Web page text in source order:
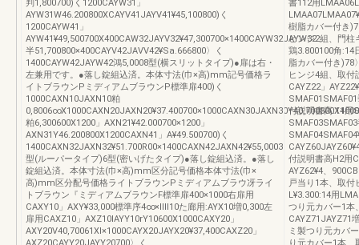
判1,800700)く1200CAYW31」
AYW31W46.200800XCAYV41JAYV41¥45,100800)く
1200CAYW41」
AYW41¥49,500700X400CAW32JAYV32¥47,300700×1400CAYW32JAYW32
半51,700800×400CAYV42JAVV42¥Sa.666800〉く
1400CAYW42JAYW42鴻5,0008型(横スリットタイプ)●扉は右・
左兼用です。●落し錠組込済。本体寸法(巾×高)mm記号価格ラ
イトブラウンPミディアムブラウンP標準扉400)く
1000CAXN10JAXN10粕
粕6,300600X1200」AXN21¥42.000700×1200」
AXN31Y46.200800X1200CAXN41」A¥49.500700)く
1400CAXN32JAXN32¥51.700R00×1400CAXN42JAXN42¥55,0003
型(ルーパータイプ)6型(密いげたタイプ)●落し錠組込済。●落し
錠組込済。本体寸法(巾×高)mm区分記号価格本体寸法(巾×
高)mm区分配号価格ライトブラウンPミディアムブラウ冴ライ
トブラウン『ミディアムブラウンF標準扉400×1000右扉用
CAXY10」AXY¥33,000標準序4∞×llll10た廊用:AYX10増0,300左
扉用CAXZ10」AXZ10IAYY10rY10600X1000CAXY20」
AXY20V40,70061Xl×1000CAYX20JAYX20¥37,400CAXZ20」
書112用
樹脂カバー付き
ヒンジ2組、門柱
鶏3.800100角:14
脂カバー付き)78
ヒンジ4組、取付
CAYZ22」
付説明書高:14用
付説明書高H2用
AYZ62¥4、
戸当り1本、取
L¥3.300:14用
つり元カバー1本
CAYZ71JAYZ71
ミ製つり元カバ